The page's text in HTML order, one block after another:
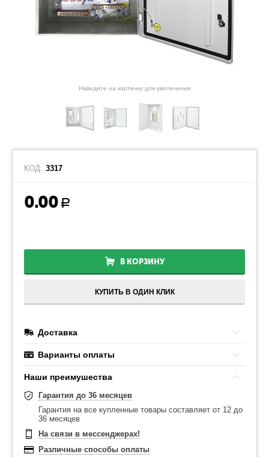
Наведите на картинку для увеличения
КОД: 3317
0.00 Р
В КОРЗИНУ
КУПИТЬ В ОДИН КЛИК
Доставка
Варианты оплаты
Наши преимушества
Гарантия до 36 месяцев
Гарантия на все купленные товары составляет от 12 до
36 месяцев
На связи в мессенджерах!
Различные способы оплаты